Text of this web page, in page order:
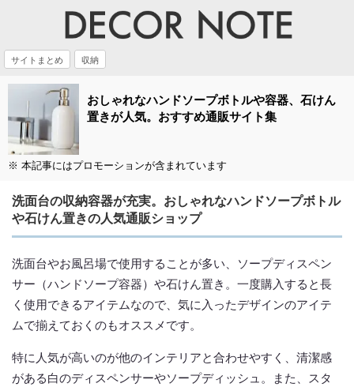
サイトまとめ 収納
おしゃれなハンドソープボトルや容器、石けん
置きが人気。おすすめ通販サイト集
※ 本記事にはプロモーションが含まれています
洗面台の収納容器が充実。おしゃれなハンドソープボトル
や石けん置きの人気通販ショップ
洗面台やお風呂場で使用することが多い、ソープディスペン
サー（ハンドソープ容器）や石けん置き。一度購入すると長
く使用できるアイテムなので、気に入ったデザインのアイテ
ムで揃えておくのもオススメです。
特に人気が高いのが他のインテリアと合わせやすく、清潔感
がある白のディスペンサーやソープディッシュ。また、スタ